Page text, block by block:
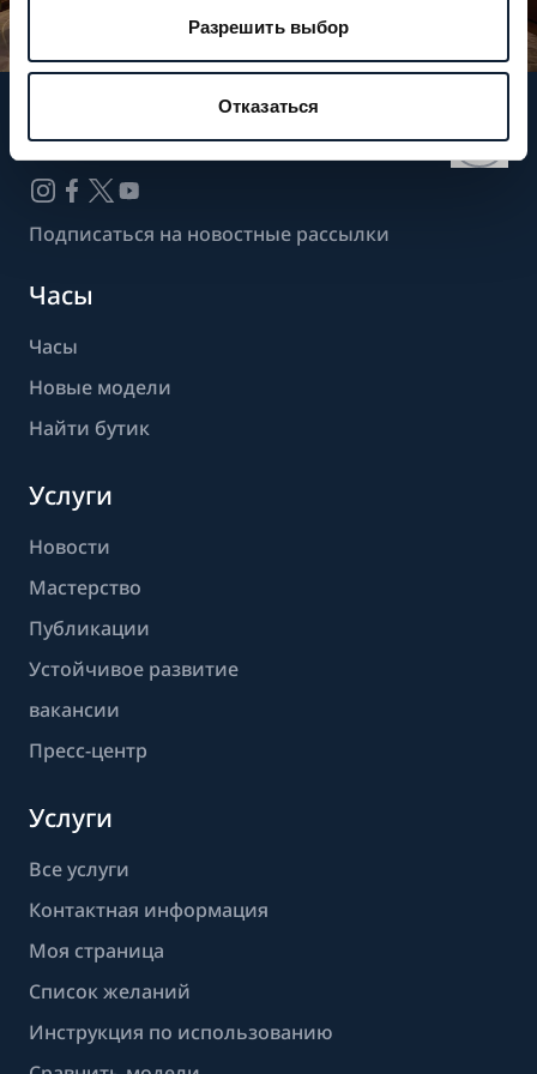
Разрешить выбор
Отказаться
Подписаться на новостные рассылки
Часы
Часы
Новые модели
Найти бутик
Услуги
Новости
Мастерство
Публикации
Устойчивое развитие
вакансии
Пресс-центр
Услуги
Все услуги
Контактная информация
Моя страница
Список желаний
Инструкция по использованию